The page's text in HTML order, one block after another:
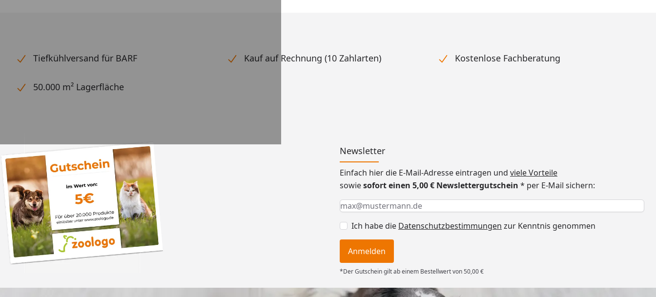
Tiefkühlversand für BARF Kauf auf Rechnung (10 Zahlarten) Kostenlose Fachberatung
50.000 m² Lagerfläche
Newsletter
Einfach hier die E-Mail-Adresse eintragen und viele Vorteile
sowiesofort einen 5,00 € Newslettergutschein * per E-Mail sichern:
Keine Eingabe erforderlich
Eingabe erforderlich
E-Mail *
Ich habe die Datenschutzbestimmungen zur Kenntnis genommen
Anmelden
*Der Gutschein gilt ab einem Bestellwert von 50,00 €